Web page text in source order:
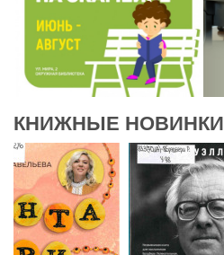
КНИЖНЫЕ НОВИНКИ